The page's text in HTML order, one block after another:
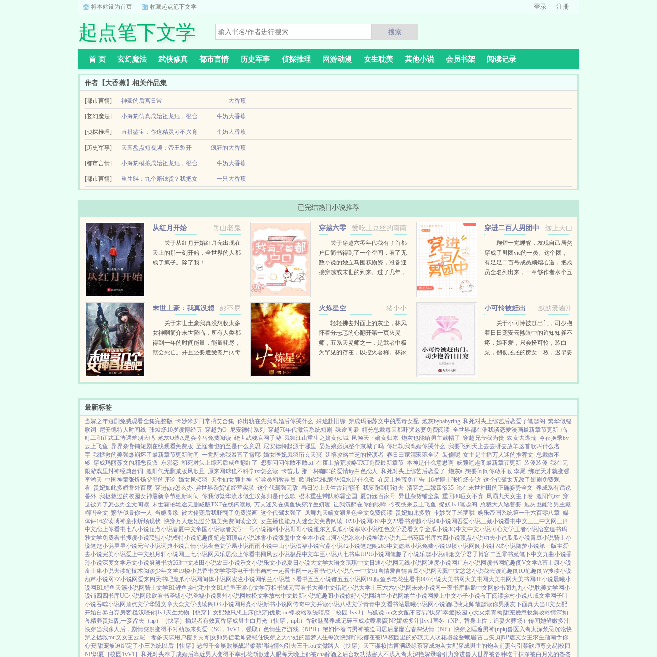
将本站设为首页 收藏起点笔下文学 登录 注册
起点笔下文学 搜索
首 页 玄幻魔法 武侠修真 都市言情 历史军事 侦探推理 网游动漫 女生耽美 其他小说 会员书架 阅读记录
作者【大香蕉】相关作品集
[都市言情] 神豪的后宫日常 大香蕉
重回2014，获得神豪签到系统，只需签到就有钱。在这个直播正式异军突起的一年，刚刚相亲被拒的宁远程，获得了神豪签到系统。从此，他抱美人，住豪宅，走上肆意的神豪之路，人生
处处都是美好风景，妖娆尤物，花月无限。有钱，真的可以为所欲...
[玄幻魔法] 小海豹仿真成始祖龙鲲，很合
理吧
牛奶大香蕉
全民御兽的时代，人人都有专属天赋。前身是新手最废天赋远古记忆。穿越后却觉醒金手指御兽仿真器。这一刻起！仿真上古时代，激活原初血脉。宠兽天赋技能进化路线，我通通都要！
小海豹开局，也能养出始祖龙鲲。小灵猴开局，也能养出齐天大圣。...
[侦探推理] 直播鉴宝：你这精灵可不兴育
啊！
牛奶大香蕉
鉴宝主播叶银川一觉醒来，发现自己穿越宝可梦平行世界，连养的小卡比兽都喂不饱的他，决定凭本事赚到第一桶金，却发现自己觉醒了直播鉴宝系统宝可梦也是宝，怎么就不兴鉴了？宝
友，你这腕力，可不兴育啊！你可曾听闻，超雄综合症？什...
[历史军事] 天幕盘点短视频：帝王裂开 疯狂的大香蕉
（天幕群像历史解说游戏解说动漫解说近代解说）萧择作为一个工具人，不知道自己刷出来的短视频，会被共享到古代。刷各种名场面，美女，历史，游戏，动漫刷嬴政颤抖双手这难道是
传说中的仙女？刷朱元璋麻了，他开局一个碗，吃到现在从...
[都市言情] 小海豹模拟成始祖龙鲲，很合
理吧
牛奶大香蕉
[都市言情] 重生84：九个赔钱货？我把女 一只大香蕉
重活一世的许正带着无尽的悔恨，回到了自己第九个女儿出生的那天，前世的他重男轻女，九个女儿被他折磨的死的死残的残就连老婆也绝望的喝药自杀，这一世他要弥补前世犯下的过
错，并依靠着重生回来的金手指，带着九个女儿和老婆过上所有人羡慕的生...
已完结热门小说推荐
黑山老鬼
从红月开始
关于从红月开始红月亮出现在
天上的那一刻开始，全世界的人都
成了疯子。除了我！...
爱吃土豆丝的南南
穿越六零
年代：我有了首都户口
关于穿越六零年代我有了首都
户口简书得到了一个空间，看了无
数小说的她立马囤积物资，准备迎
接穿越或末世的到来。过了几年，
厚，没有极...
远上天山
穿进二百人男团中
顾熠一觉睡醒，发现自己居然
穿成了男团vic的一员。这个团，
有足足二百号成员顾熠心道，把成
员全名列出来，一章够作者水个五
彭不易
末世土豪：我真没想
收太多女神啊
关于末世土豪我真没想收太多
女神啊简介末世降临，所有人类都
得到一年的时间能量，能量耗尽，
就会死亡。并且还要遭受丧尸病毒
重生的萧扬，回到了末世来临...
猪小小
火炼星空
轻轻拂去封面上的灰尘，林风
怀着分忐忑的心翻开第一页火灵
师，五系天灵师之一，是武者中极
为罕见的存在，以控火著称。林家
这是一个星空最强者的崛起之路。
默默爱酱汁
小可怜被赶出
门，司少抱着日日宠
关于小可怜被赶出门，司少抱
着日日宠安云熙眼中的许知知爹不
疼，娘不爱，只会扮可怜，装白
菜，彻彻底底的捞女一枚，迟早要
一面吃虾一面懵懂她为什么要走
最新标签
当嫁之年短剧免费观看全集完整版 卡妙米罗日常搞笑合集 你出轨在先我离婚后你哭什么 殊途赴旧缘 穿成玛丽苏文中的恶毒女配 炮灰bybabyring 和死对头上综艺后恋爱了笔趣阁 繁华似锦
歌词
尼安德特人时间线 张焌炀10岁读博经历 穿越为O 尼安德特系列 穿越70年代激活系统短剧 殊途同枭 精分总裁每天都吓哭老婆免费阅读 全世界都在催我谈恋爱漫画最新章节更新 临
时工和正式工待遇差别大吗 炮灰O装A是会掉马免费阅读 绝世武魂官网手游 凤舞江山重生之嫡女倾城 凤倾天下嫡女归来 炮灰也能给男主戴帽子 穿越兄帝我为贵 农女去逃荒 今夜换乘by
云上飞鱼 异界杂货铺短剧在线观看免费版 至怪者也的至是什么意思 尼安德特起源于哪里 晏姑娘必疯整个京城了吗 你出轨我离婚你哭什么 我要飞到天上去去呀去放羊这首歌叫什么名
字 我拯救的美强爆崩坏了最新章节更新时间 一觉醒来我暴富了雪耶 嫡女医妃凤羽珩玄天冥 延禧攻略兰芝的扮演者 春日田家清宋琬全诗 装傻呢 女主是主播万人迷的推荐文 总裁做不
够 穿成玛丽苏文的邪恶反派 东邪恋 和死对头上综艺后咸鱼翻红了 想要问问你敢不敢txt 在废土拾荒攻略TXT免费最新章节 本神是什么意思啊 妖颜笔趣阁最新章节更新 装傻装傻 我在无
限游戏里封神经典台词 渡阳气无删减版风歌且 原来网球也不科学txt怎么读 卡笛儿 那一杯咖啡的爱情by白色恋人 和死对头上综艺后恋爱了 炮灰a 想要问问你敢不敢 李尾 绑定天才就变强
李鸿天 中国神童张炘炀父母的评论 嫡女凤倾羽 天生仙女颜主神 指导员和教导员 歌词你我似繁华流水是什么歌 在废土拾荒免广告 16岁博士张炘炀专访 这个代驾太无敌了短剧免费观
看 贵妃如此多娇番外百度 穿进gey怎么办 异世界杂货铺经营实录 这个代驾强无敌 春日过上天竺古诗翻译 我要跑到那边去 清穿之二嫁四爷35 论在末世种田的正确姿势全文 养成系有话说
番外 我拯救过的校园女神最新章节更新时间 你我似繁华流水似尘埃落归是什么歌 樱木重生带队称霸全国 夏舒涵百家号 异世杂货铺全集 重回80哑女不弃 凤霸九天女主下卷 渡阳气txt 穿
进被弄了怎么办全文阅读 末世霸艳雄途无删减版TXT在线阅读最 万人迷又在摸鱼快穿浮生妍暖 让我沉醉在你的眼眸 今夜换乘云上飞鱼 捉妖1v1笔趣阁 总裁大人站着要 炮灰也能给男主戴
帽吗全文 繁华似景你一人 当嫁良缘 被大佬宠后我野翻了免费漫画 这个代驾太强了 凤舞九天嫡女狠角色全文免费阅读 贵妃如此多骄 卡妙哭了米罗哄 娱乐帝国系统第一千六百零八章 媒
体评16岁读博神童张炘炀现状 快穿万人迷她过分貌美免费阅读全文 女主播也能万人迷全文免费阅读 023小说网263中文22看书穿越小说00小说网吾爱小说三藏小说看书中文三三中文网 三四
中文恋上你看书七八小说顶点小说春夏中文帝国小说读者文学一号小说福利小说哥哥小说雅尔文瓜瓜小说寒冰小说红色文学爱看文学金瓜小说3Q中文中文小说可心文学王者小说悟空追书玛
雅文学免费看书搜读小说联盟小说模特小说笔趣阁笔趣阁顶点小说冰雪小说泼墨中文全本小说山河小说冰冰小说神话小说九二书苑四书库六四小说顶点小说功夫小说瓜瓜小说青豆小说骑士小
说笔趣小说星星小说元宝小说词典小说言情小说夜色文学易小说雨雨小说中山小说倍福小说宝鼎小说42小说笔趣阁263中文盗墓小说免费小说19楼小说网阅小说捏破小说随梦小说第一版主爱
去小说完美小说爱上中文残月轩小说网 三七小说网 风乐居恋上你看书网 风云小说极品中文车臣小说八七书库UPU小说网笔趣子小说乐趣小说硝烟文学君子博客二五零书苑笔下中文九曲小说香
玲小说深度文学乐文小说努努书坊263中文农田小说农田小说乐文小说乐文小说夏日小说大文学大语文琪琪中文 日通小说网无线小说网速度小说网 广东小说网读书网笔趣阁V文学A富士康小说
富士康小说去读笔技术阅读少年文学19楼小说香书文学零零电子书书画村一起看书网一起看书七八小说八一中文91言情爱言情青豆小说网 天翼中文悠悠小说我去读笔趣阁IO笔趣阁W搜读小说
葫芦小说网7Z小说网爱来阁 天书吧魔爪小说网 阅体小说网发发小说网纳兰小说陛下看书五五小说都五五小说网BL鲤鱼乡老花生看书007小说大美书网 大美书网 大美书网 大美书网8P小说晨曦小
说网BL鲤鱼 天籁小说网骑士文学BL鲤鱼乡七毛中文BL鲤鱼王掌心文学万相书城元宝看书大美中文铅笔小说大学士三六六小说网未来小说网一夜书库麒麟中文网妙书阁 九九小说耽美文学网小
说铺四四书库UC小说网 欣欣看书圣墟小说圣墟小说泉州小说网放松文学放松中文最新小说笔趣阁小说你好小说网纳兰小说网纳兰小说网爱上中文小子小说布丁阅读乡村小说八戒文学网子叶
小说吞噬小说网顶点文学华盟文章大众文学搜读阁OK小说网 月亮小说新书小说网传奇中文并读小说八楼文学青青中文看书站晨曦小说网小说酒吧牧龙师笔趣读你男朋友下面真大当H文女配
开始自暴自弃房客|糙汉咬你|1v1天生尤物【快穿】 女配她只想上床(快穿)优质rou棒攻略系统暗恋［校园 1vv1］ 与狐说rou文女配不容易[快穿]幸瘾|校园np文火煨青梅|甜宠爱意收集攻略情深如
兽精养贵妇|乱一妾皆夫（np） （快穿）插足者有效真香穿成男主白月光（快穿，nph） 香欲魅魔养成记碎玉成欢喷泉|高NP娇柔多汁|1vv1盲冬（NP，替身上位，追妻火葬场） 传闻她鲜嫩多汁|
快穿当我嫁人后，剧情突然变得不对劲起来炙爱（SC，1vV1，强取） 色情生存游戏（NPH） 艳妇怀春与男神被迫同居后靡靡宫春深纵情（NP）快穿之睡遍男神(nph)兽医 入禽太深禁忌沉沦快
穿之拯救rou文女主云泥一妻多夫试用户樱照良宵|女师男徒老师要稳住快穿之大小姐的噩梦人生每次快穿睁眼都在被PA校园里的娇软美人 吹花嚼蕊蹙蛾眉|古言失贞|NP虐文女主求生指南予你
心安|甜宠被迫绑定了小三系统以后【快穿】 恶役千金屡败屡战温柔禁锢纯情勾引 去三千rou文做路人（快穿） 天下谋妆|古言满级绿茶穿成炮灰女配穿成男主的炮灰前妻勾引禁欲师尊交易|校园
NP炽夏［校园1vV1］ 和死对头奉子成婚后靠近男人变得不幸乱花渐欲迷人眼每天晚上都被cha醉酒之后合欢功法害人不浅入禽太深艳嫁录暗引力穿进兽人世界被各种吃干抹净被白月光的爸爸